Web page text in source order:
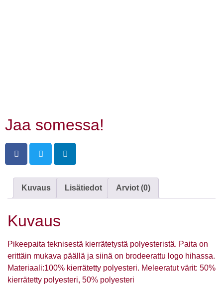
Jaa somessa!
Kuvaus Lisätiedot Arviot (0)
Kuvaus
Pikeepaita teknisestä kierrätetystä polyesteristä. Paita on
erittäin mukava päällä ja siinä on brodeerattu logo hihassa.
Materiaali:100% kierrätetty polyesteri. Meleeratut värit: 50%
kierrätetty polyesteri, 50% polyesteri